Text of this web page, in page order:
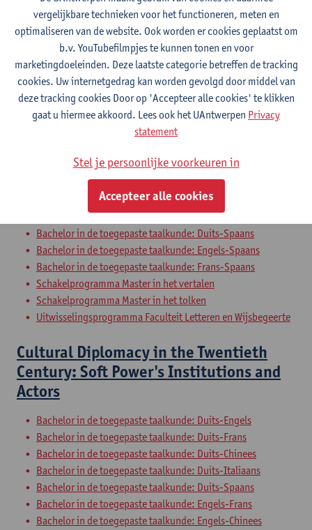
management
Sociedad y cultura en España: Destrezas
orales
Bachelor in de toegepaste taalkunde: Duits-Spaans
Bachelor in de toegepaste taalkunde: Engels-Spaans
Bachelor in de toegepaste taalkunde: Frans-Spaans
Sociedad y cultura en Hispanoamérica:
Destrezas orales
Bachelor in de toegepaste taalkunde: Duits-Spaans
Bachelor in de toegepaste taalkunde: Engels-Spaans
Bachelor in de toegepaste taalkunde: Frans-Spaans
Schakelprogramma Master in het vertalen
Schakelprogramma Master in het tolken
Uitwisselingsprogramma Faculteit Letteren en Wijsbegeerte
Cultural Diplomacy in the Twentieth
Century: Soft Power's Institutions and
Actors
Bachelor in de toegepaste taalkunde: Duits-Engels
Bachelor in de toegepaste taalkunde: Duits-Frans
Bachelor in de toegepaste taalkunde: Duits-Chinees
Bachelor in de toegepaste taalkunde: Duits-Italiaans
Bachelor in de toegepaste taalkunde: Duits-Spaans
Bachelor in de toegepaste taalkunde: Engels-Frans
Bachelor in de toegepaste taalkunde: Engels-Chinees
vergelijkbare technieken voor het functioneren, meten en
optimaliseren van de website. Ook worden er cookies geplaatst om
b.v. YouTubefilmpjes te kunnen tonen en voor
marketingdoeleinden. Deze laatste categorie betreffen de tracking
cookies. Uw internetgedrag kan worden gevolgd door middel van
deze tracking cookies Door op 'Accepteer alle cookies' te klikken
gaat u hiermee akkoord. Lees ook het UAntwerpen Privacy
statement
Stel je persoonlijke voorkeuren in
Accepteer alle cookies